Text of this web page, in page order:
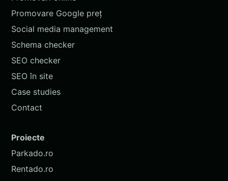
Promovare Google preț
Social media management
Schema checker
SEO checker
SEO în site
Case studies
Contact
Proiecte
Parkado.ro
Rentado.ro